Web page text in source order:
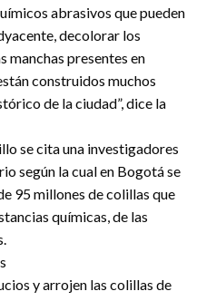
abrasivos que pueden
decolorar los
manchas presentes en
construidos muchos
de la ciudad”, dice la
se cita una investigadores
según la cual en Bogotá se
95 millones de colillas que
químicas, de las
y arrojen las colillas de